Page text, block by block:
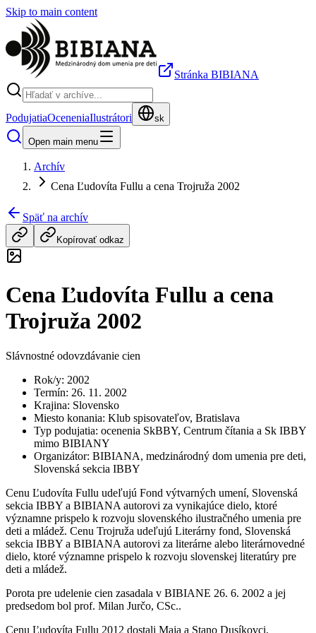
Skip to main content
Stránka BIBIANA
PodujatiaOceneniaIlustrátori sk
Open main menu
Archív
Cena Ľudovíta Fullu a cena Trojruža 2002
Späť na archív
Kopírovať odkaz
Cena Ľudovíta Fullu a cena
Trojruža 2002
Slávnostné odovzdávanie cien
Rok/y: 2002
Termín: 26. 11. 2002
Krajina: Slovensko
Miesto konania: Klub spisovateľov, Bratislava
Typ podujatia: ocenenia SkBBY, Centrum čítania a Sk IBBY
mimo BIBIANY
Organizátor: BIBIANA, medzinárodný dom umenia pre deti,
Slovenská sekcia IBBY
Cenu Ľudovíta Fullu udeľujú Fond výtvarných umení, Slovenská
sekcia IBBY a BIBIANA autorovi za vynikajúce dielo, ktoré
významne prispelo k rozvoju slovenského ilustračného umenia pre
deti a mládež. Cenu Trojruža udeľujú Literárny fond, Slovenská
sekcia IBBY a BIBIANA autorovi za literárne alebo literárnovedné
dielo, ktoré významne prispelo k rozvoju slovenskej literatúry pre
deti a mládež.
Porota pre udelenie cien zasadala v BIBIANE 26. 6. 2002 a jej
predsedom bol prof. Milan Jurčo, CSc..
Cenu Ľudovíta Fullu 2012 dostali Maja a Stano Dusíkovci,